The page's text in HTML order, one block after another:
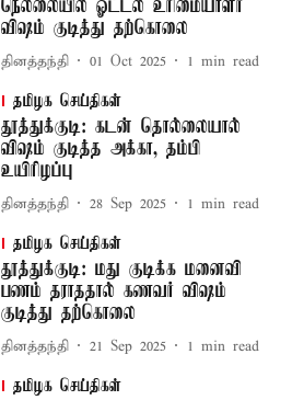
நெல்லையில் ஓட்டல் உரிமையாளர்
விஷம் குடித்து தற்கொலை
தினத்தந்தி 01 Oct 2025 1 min read
தமிழக செய்திகள்
தூத்துக்குடி: கடன் தொல்லையால்
விஷம் குடித்த அக்கா, தம்பி
உயிரிழப்பு
தினத்தந்தி 28 Sep 2025 1 min read
தமிழக செய்திகள்
தூத்துக்குடி: மது குடிக்க மனைவி
பணம் தராததால் கணவர் விஷம்
குடித்து தற்கொலை
தினத்தந்தி 21 Sep 2025 1 min read
தமிழக செய்திகள்